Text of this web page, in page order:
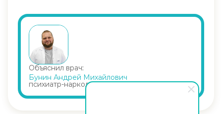
Объяснил врач:
Бунин Андрей Михайлович
психиатр-нарколог